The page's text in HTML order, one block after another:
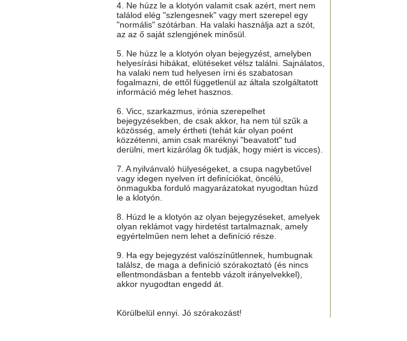
4. Ne húzz le a klotyón valamit csak azért, mert nem
találod elég "szlengesnek" vagy mert szerepel egy
"normális" szótárban. Ha valaki használja azt a szót,
az az ő saját szlengjének minősül.
5. Ne húzz le a klotyón olyan bejegyzést, amelyben
helyesírási hibákat, elütéseket vélsz találni. Sajnálatos,
ha valaki nem tud helyesen írni és szabatosan
fogalmazni, de ettől függetlenül az általa szolgáltatott
információ még lehet hasznos.
6. Vicc, szarkazmus, irónia szerepelhet
bejegyzésekben, de csak akkor, ha nem túl szűk a
közösség, amely értheti (tehát kár olyan poént
közzétenni, amin csak maréknyi "beavatott" tud
derülni, mert kizárólag ők tudják, hogy miért is vicces).
7. A nyilvánvaló hülyeségeket, a csupa nagybetűvel
vagy idegen nyelven írt definíciókat, öncélú,
önmagukba forduló magyarázatokat nyugodtan húzd
le a klotyón.
8. Húzd le a klotyón az olyan bejegyzéseket, amelyek
olyan reklámot vagy hirdetést tartalmaznak, amely
egyértelműen nem lehet a definíció része.
9. Ha egy bejegyzést valószínűtlennek, humbugnak
találsz, de maga a definíció szórakoztató (és nincs
ellentmondásban a fentebb vázolt irányelvekkel),
akkor nyugodtan engedd át.
Körülbelül ennyi. Jó szórakozást!